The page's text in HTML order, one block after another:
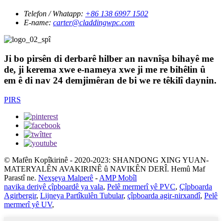
Telefon / Whatapp: +86 138 6997 1502
E-name: carter@claddingwpc.com
Ji bo pirsên di derbarê hilber an navnîşa bihayê me
de, ji kerema xwe e-nameya xwe ji me re bihêlin û
em ê di nav 24 demjimêran de bi we re têkilî daynin.
PIRS
© Mafên Kopîkirinê - 2020-2023: SHANDONG XING YUAN-
MATERYALÊN AVAKIRINÊ û NAVIKÊN DERÎ. Hemû Maf
Parastî ne. Nexşeya Malperê - AMP Mobîl
navika deriyê çîpboardê ya vala, Pelê mermerî yê PVC, Çîpboarda
Agirbergir, Lijneya Partîkulên Tubular, çîpboarda agir-nirxandî, Pelê
mermerî yê UV,